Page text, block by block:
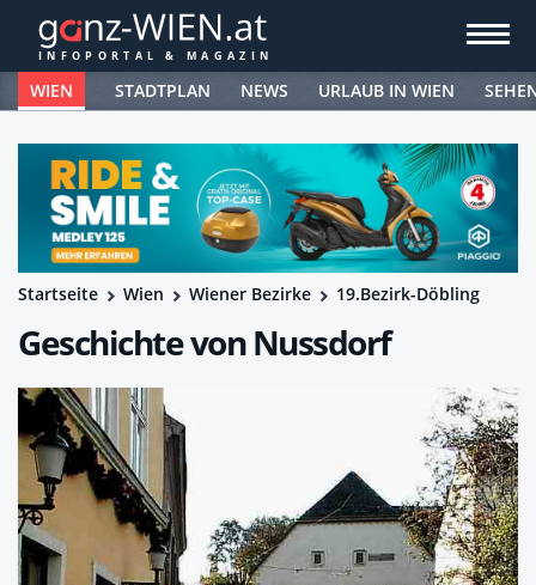
WIEN STADTPLAN NEWS URLAUB IN WIEN
Startseite Wien Wiener Bezirke 19.Bezirk-Döbling
Geschichte von Nussdorf